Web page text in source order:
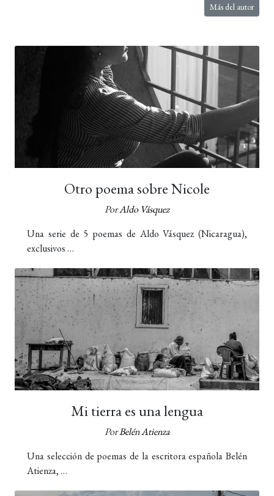
Más del autor
Otro poema sobre Nicole
PorAldo Vásquez
Una serie de 5 poemas de Aldo Vásquez (Nicaragua),
exclusivos …
Mi tierra es una lengua
PorBelén Atienza
Una selección de poemas de la escritora española Belén
Atienza, …